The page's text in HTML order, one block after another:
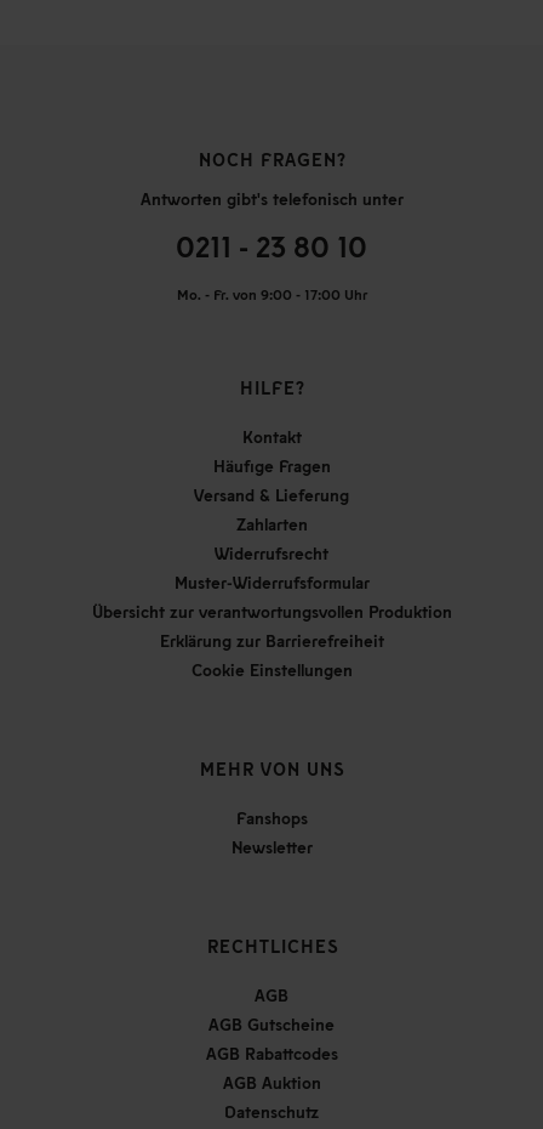
NOCH FRAGEN?
Antworten gibt's telefonisch unter
0211 - 23 80 10
Mo. - Fr. von 9:00 - 17:00 Uhr
HILFE?
Kontakt
Häufige Fragen
Versand & Lieferung
Zahlarten
Widerrufsrecht
Muster-Widerrufsformular
Übersicht zur verantwortungsvollen Produktion
Erklärung zur Barrierefreiheit
Cookie Einstellungen
MEHR VON UNS
Fanshops
Newsletter
RECHTLICHES
AGB
AGB Gutscheine
AGB Rabattcodes
AGB Auktion
Datenschutz